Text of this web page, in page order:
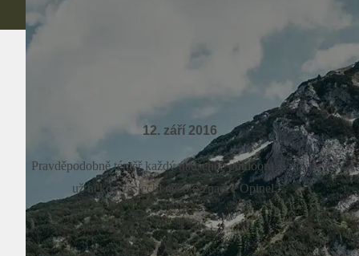
12. září 2016
Pravděpodobně téměř každý nadšenec outdooru či military
už někdy zaslechl něco o značce Opinel,...